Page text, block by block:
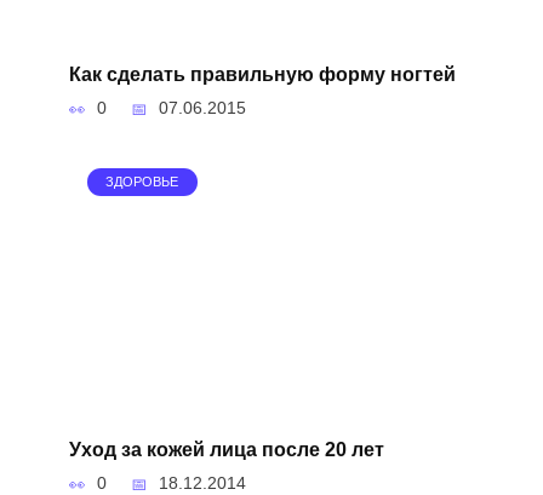
Как сделать правильную форму ногтей
0 07.06.2015
ЗДОРОВЬЕ
Уход за кожей лица после 20 лет
0 18.12.2014